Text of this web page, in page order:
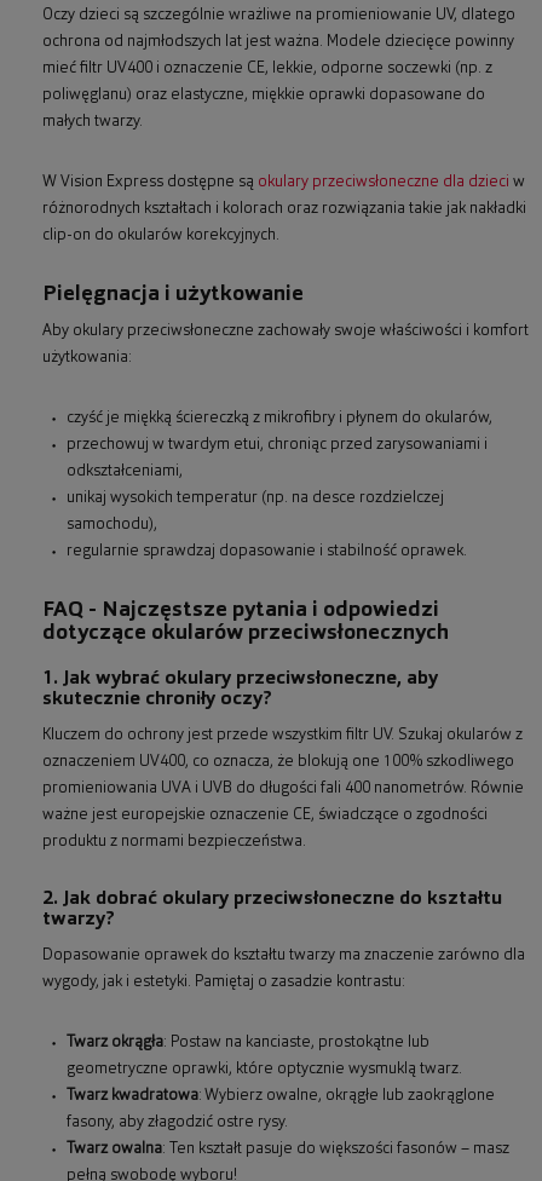
Oczy dzieci są szczególnie wrażliwe na promieniowanie UV, dlatego
ochrona od najmłodszych lat jest ważna. Modele dziecięce powinny
mieć filtr UV400 i oznaczenie CE, lekkie, odporne soczewki (np. z
poliwęglanu) oraz elastyczne, miękkie oprawki dopasowane do
małych twarzy.
W Vision Express dostępne są okulary przeciwsłoneczne dla dzieci w
różnorodnych kształtach i kolorach oraz rozwiązania takie jak nakładki
clip-on do okularów korekcyjnych.
Pielęgnacja i użytkowanie
Aby okulary przeciwsłoneczne zachowały swoje właściwości i komfort
użytkowania:
czyść je miękką ściereczką z mikrofibry i płynem do okularów,
przechowuj w twardym etui, chroniąc przed zarysowaniami i
odkształceniami,
unikaj wysokich temperatur (np. na desce rozdzielczej
samochodu),
regularnie sprawdzaj dopasowanie i stabilność oprawek.
FAQ - Najczęstsze pytania i odpowiedzi
dotyczące okularów przeciwsłonecznych
1. Jak wybrać okulary przeciwsłoneczne, aby
skutecznie chroniły oczy?
Kluczem do ochrony jest przede wszystkim filtr UV. Szukaj okularów z
oznaczeniem UV400, co oznacza, że blokują one 100% szkodliwego
promieniowania UVA i UVB do długości fali 400 nanometrów. Równie
ważne jest europejskie oznaczenie CE, świadczące o zgodności
produktu z normami bezpieczeństwa.
2. Jak dobrać okulary przeciwsłoneczne do kształtu
twarzy?
Dopasowanie oprawek do kształtu twarzy ma znaczenie zarówno dla
wygody, jak i estetyki. Pamiętaj o zasadzie kontrastu:
Twarz okrągła: Postaw na kanciaste, prostokątne lub
geometryczne oprawki, które optycznie wysmuklą twarz.
Twarz kwadratowa: Wybierz owalne, okrągłe lub zaokrąglone
fasony, aby złagodzić ostre rysy.
Twarz owalna: Ten kształt pasuje do większości fasonów – masz
pełną swobodę wyboru!